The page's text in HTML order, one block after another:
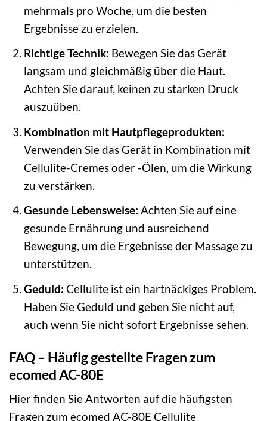
mehrmals pro Woche, um die besten
Ergebnisse zu erzielen.
Richtige Technik: Bewegen Sie das Gerät
langsam und gleichmäßig über die Haut.
Achten Sie darauf, keinen zu starken Druck
auszuüben.
Kombination mit Hautpflegeprodukten:
Verwenden Sie das Gerät in Kombination mit
Cellulite-Cremes oder -Ölen, um die Wirkung
zu verstärken.
Gesunde Lebensweise: Achten Sie auf eine
gesunde Ernährung und ausreichend
Bewegung, um die Ergebnisse der Massage zu
unterstützen.
Geduld: Cellulite ist ein hartnäckiges Problem.
Haben Sie Geduld und geben Sie nicht auf,
auch wenn Sie nicht sofort Ergebnisse sehen.
FAQ – Häufig gestellte Fragen zum
ecomed AC-80E
Hier finden Sie Antworten auf die häufigsten
Fragen zum ecomed AC-80E Cellulite